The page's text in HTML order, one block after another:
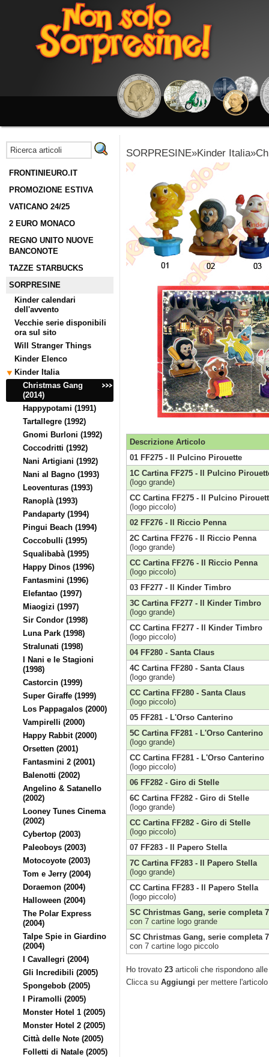
FRONTINIEURO.IT
PROMOZIONE ESTIVA
VATICANO 24/25
2 EURO MONACO
REGNO UNITO NUOVE
BANCONOTE
TAZZE STARBUCKS
SORPRESINE
Kinder calendari
dell'avvento
Vecchie serie disponibili
ora sul sito
Will Stranger Things
Kinder Elenco
Kinder Italia
Christmas Gang
(2014)
Happypotami (1991)
Tartallegre (1992)
Gnomi Burloni (1992)
Coccodritti (1992)
Nani Artigiani (1992)
Nani al Bagno (1993)
Leoventuras (1993)
Ranoplà (1993)
Pandaparty (1994)
Pingui Beach (1994)
Coccobulli (1995)
Squalibabà (1995)
Happy Dinos (1996)
Fantasmini (1996)
Elefantao (1997)
Miaogizi (1997)
Sir Condor (1998)
Luna Park (1998)
Stralunati (1998)
I Nani e le Stagioni
(1998)
Castorcin (1999)
Super Giraffe (1999)
Los Pappagalos (2000)
Vampirelli (2000)
Happy Rabbit (2000)
Orsetten (2001)
Fantasmini 2 (2001)
Balenotti (2002)
Angelino & Satanello
(2002)
Looney Tunes Cinema
(2002)
Cybertop (2003)
Paleoboys (2003)
Motocoyote (2003)
Tom e Jerry (2004)
Doraemon (2004)
Halloween (2004)
The Polar Express
(2004)
Talpe Spie in Giardino
(2004)
I Cavallegri (2004)
Gli Incredibili (2005)
Spongebob (2005)
I Piramolli (2005)
Monster Hotel 1 (2005)
Monster Hotel 2 (2005)
Città delle Note (2005)
Folletti di Natale (2005)
SORPRESINE»Kinder
Descrizione Articolo
01 FF275 - Il Pulcino Pirouette
1C Cartina FF275 - Il Pulcino
(logo grande)
CC Cartina FF275 - Il Pulcino
(logo piccolo)
02 FF276 - Il Riccio Penna
2C Cartina FF276 - Il Riccio Penna
(logo grande)
CC Cartina FF276 - Il Riccio Penna
(logo piccolo)
03 FF277 - Il Kinder Timbro
3C Cartina FF277 - Il Kinder Timbro
(logo grande)
CC Cartina FF277 - Il Kinder Timbro
(logo piccolo)
04 FF280 - Santa Claus
4C Cartina FF280 - Santa Claus
(logo grande)
CC Cartina FF280 - Santa Claus
(logo piccolo)
05 FF281 - L'Orso Canterino
5C Cartina FF281 - L'Orso Canterino
(logo grande)
CC Cartina FF281 - L'Orso Canterino
(logo piccolo)
06 FF282 - Giro di Stelle
6C Cartina FF282 - Giro di Stelle
(logo grande)
CC Cartina FF282 - Giro di Stelle
(logo piccolo)
07 FF283 - Il Papero Stella
7C Cartina FF283 - Il Papero Stella
(logo grande)
CC Cartina FF283 - Il Papero Stella
(logo piccolo)
SC Christmas Gang, serie completa
con 7 cartine logo grande
SC Christmas Gang, serie completa
con 7 cartine logo piccolo
Ho trovato 23 articoli che rispondono
Clicca su Aggiungi per mettere